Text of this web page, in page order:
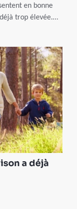
en bonne
trop élevée.
a déjà